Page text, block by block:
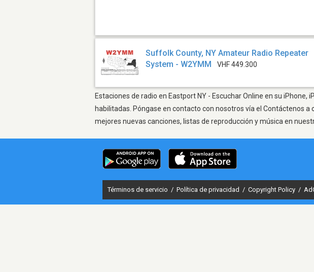
Suffolk County, NY Amateur Radio Repeater
System - W2YMM
VHF 449.300
Estaciones de radio en Eastport NY - Escuchar Online en su
habilitadas. Póngase en contacto con nosotros vía el Contáctenos
mejores nuevas canciones, listas de reproducción y música en
Términos de servicio / Política de privacidad / Copyright Policy /